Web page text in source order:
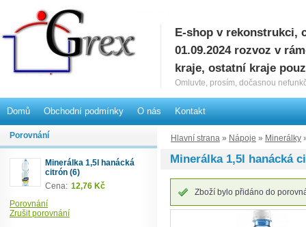
Hlavní strana » Nápoje » Minerálky
Minerálka 1,5l hanácká
Zboží bylo přidáno do
Porovnání
Minerálka 1,5l hanácká
citrón (6)
Cena: 12,76 Kč
Porovnání
Zrušit porovnání
G
E-shop v rekonstrukci,
01.09.2024 rozvoz v
kraje, ostatní kraje
Omluvte, prosím, dočasnou
Domů Obchodní podmínky O nás Kontakt